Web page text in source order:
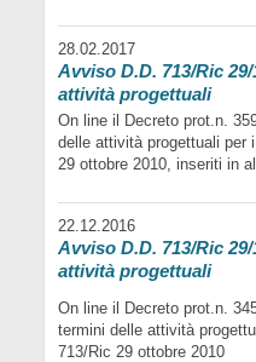
28.02.2017
Avviso D.D. 713/Ric
attività progettuali
On line il Decreto prot.n.
delle attività progettuali per
29 ottobre 2010, inseriti in
22.12.2016
Avviso D.D. 713/Ric
attività progettuali
On line il Decreto prot.n.
termini delle attività
713/Ric 29 ottobre 2010